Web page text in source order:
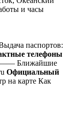
и часы
паспортов:
телефоны
—— Ближайшие
Официальный
на карте Как